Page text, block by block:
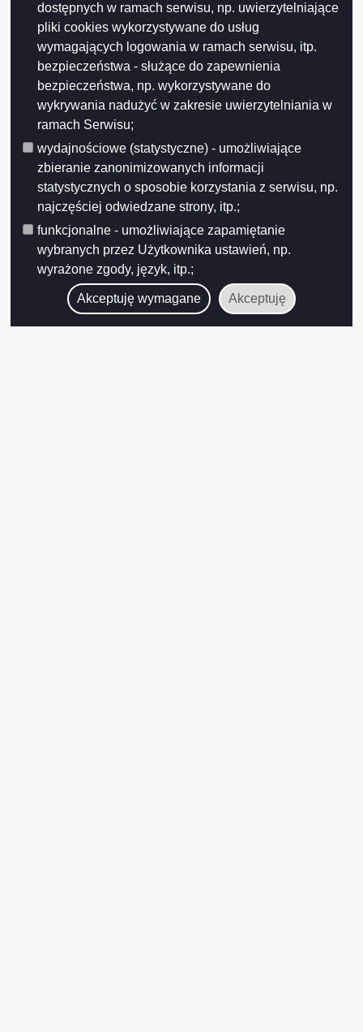
dostępnych w ramach serwisu, np. uwierzytelniające
pliki cookies wykorzystywane do usług
wymagających logowania w ramach serwisu, itp.
bezpieczeństwa - służące do zapewnienia
bezpieczeństwa, np. wykorzystywane do
wykrywania nadużyć w zakresie uwierzytelniania w
ramach Serwisu;
wydajnościowe (statystyczne) - umożliwiające
zbieranie zanonimizowanych informacji
statystycznych o sposobie korzystania z serwisu, np.
najczęściej odwiedzane strony, itp.;
funkcjonalne - umożliwiające zapamiętanie
wybranych przez Użytkownika ustawień, np.
wyrażone zgody, język, itp.;
Akceptuję wymagane Akceptuję
Projekt współfinansowany przez Unię Europejską z Europejskiego Funduszu
Rozwoju Regionalnego w ramach Regionalnego Programu Operacyjnego
Województwa Podlaskiego na lata 2007-2013
FUNDUSZE EUROPEJSKIE - DLA ROZWOJU WOJEWÓDZTWA PODLASKIEGO
Urząd Marszałkowski Województwa Podlaskiego – Instytucja Zarządzająca
RPOWP